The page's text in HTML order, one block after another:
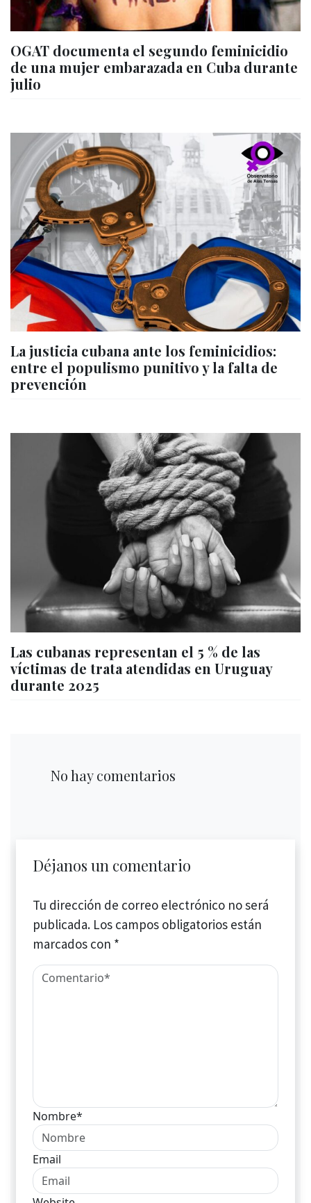
OGAT documenta el segundo feminicidio
de una mujer embarazada en Cuba durante
julio
La justicia cubana ante los feminicidios:
entre el populismo punitivo y la falta de
prevención
Las cubanas representan el 5 % de las
víctimas de trata atendidas en Uruguay
durante 2025
No hay comentarios
Déjanos un comentario
Tu dirección de correo electrónico no será
publicada. Los campos obligatorios están
marcados con *
Nombre*
Email